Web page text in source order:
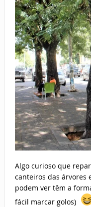
Algo curioso que
canteiros das árvores
podem ver têm a
fácil marcar golos)